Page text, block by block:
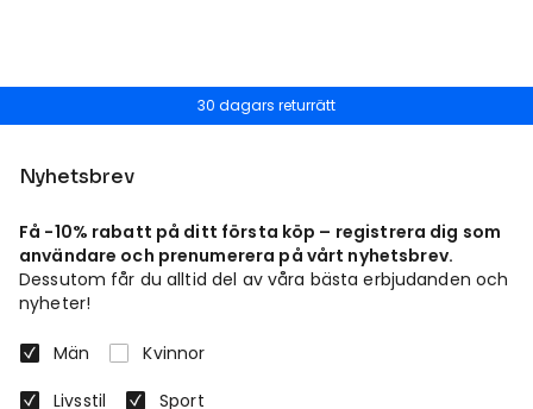
30 dagars returrätt
Nyhetsbrev
Få -10% rabatt på ditt första köp – registrera dig som
användare och prenumerera på vårt nyhetsbrev.
Dessutom får du alltid del av våra bästa erbjudanden och
nyheter!
Män
Kvinnor
Livsstil
Sport